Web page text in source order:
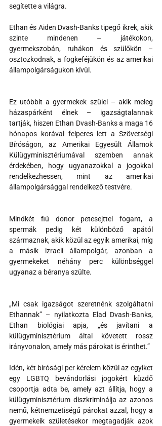
segítette a világra.
Ethan és Aiden Dvash-Banks tipegő ikrek, akik
szinte mindenen – játékokon,
gyermekszobán, ruhákon és szülőkön –
osztozkodnak, a fogkeféjükön és az amerikai
állampolgárságukon kívül.
Ez utóbbit a gyermekek szülei – akik meleg
házaspárként élnek – igazságtalannak
tartják, hiszen Ethan Dvash-Banks a maga 16
hónapos korával felperes lett a Szövetségi
Bíróságon, az Amerikai Egyesült Államok
Külügyminisztériumával szemben annak
érdekében, hogy ugyanazokkal a jogokkal
rendelkezhessen, mint az amerikai
állampolgársággal rendelkező testvére.
Mindkét fiú donor petesejttel fogant, a
spermák pedig két különböző apától
származnak, akik közül az egyik amerikai, míg
a másik izraeli állampolgár, azonban a
gyermekeket néhány perc különbséggel
ugyanaz a béranya szülte.
„Mi csak igazságot szeretnénk szolgáltatni
Ethannak” – nyilatkozta Elad Dvash-Banks,
Ethan biológiai apja, „és javítani a
külügyminisztérium által követett rossz
irányvonalon, amely más párokat is érinthet.”
Idén, két bírósági per kérelem közül az egyiket
egy LGBTQ bevándorlási jogokért küzdő
csoportja adta be, amely azt állítja, hogy a
külügyminisztérium diszkriminálja az azonos
nemű, kétnemzetiségű párokat azzal, hogy a
gyermekeik születésekor megtagadják azok